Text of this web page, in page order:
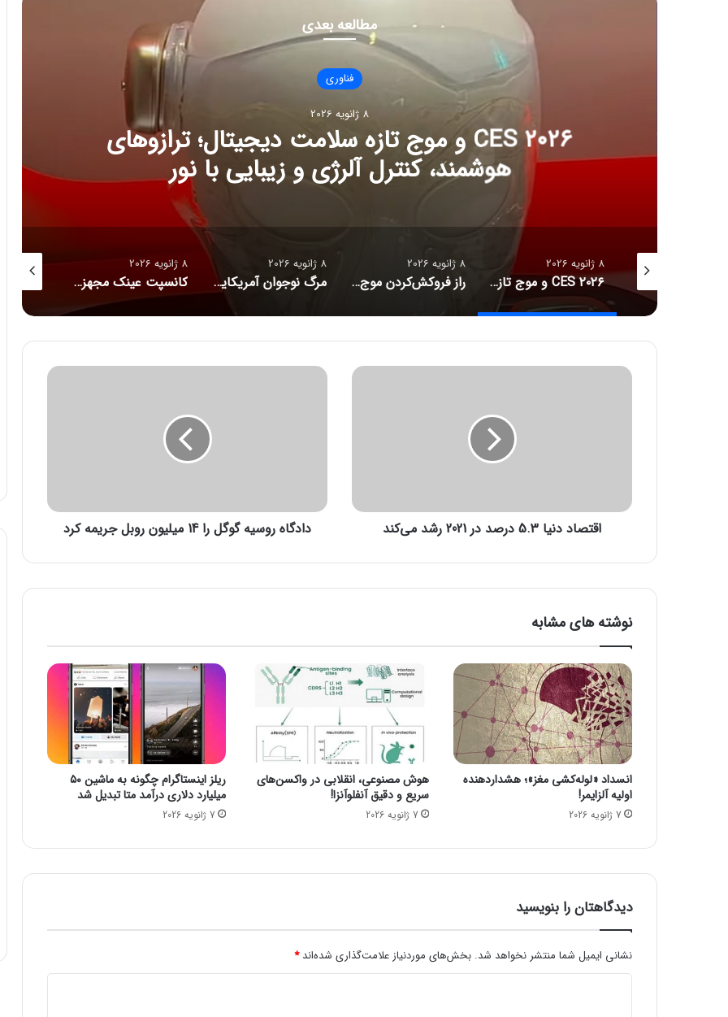
مطالعه بعدی
فناوری
8 ژانویه 2026
CES ۲۰۲۶ و موج تازه سلامت دیجیتال؛ ترازوهای
هوشمند، کنترل آلرژی و زیبایی با نور
8 ژانویه 2026
CES ۲۰۲۶ و موج تازه سلامت دیجیتال؛ ترازوهای هوشمند، کنترل آلرژی و زیبایی با نور
8 ژانویه 2026
راز فروکش‌کردن موج DeepSeek در بازار هوش مصنوعی
8 ژانویه 2026
مرگ نوجوان آمریکایی پس از دریافت توصیه‌های خطرناک از ChatGPT
8 ژانویه 2026
کانسپت عینک مجهز به هوش مصنوعی رونمایی شد
ا
ی
.
ر
ص
د
د
ر
2
0
2
1
ش
د
م
ک
ن
اقتصاد دنیا 5.3 درصد در 2021 رشد می‌کند
د
س
گ
ا
1
4
م
ل
ی
و
ن
ل
ج
ک
ر
دادگاه روسیه گوگل را 14 میلیون روبل جریمه کرد
نوشته های مشابه
انسداد «لوله‌کشی مغز»؛ هشداردهنده
اولیه آلزایمر!
7 ژانویه 2026
هوش مصنوعی، انقلابی در واکسن‌های
سریع و دقیق آنفلوآنزا!
7 ژانویه 2026
ریلز اینستاگرام چگونه به ماشین ۵۰
میلیارد دلاری درآمد متا تبدیل شد
7 ژانویه 2026
دیدگاهتان را بنویسید
نشانی ایمیل شما منتشر نخواهد شد. بخش‌های موردنیاز علامت‌گذاری شده‌اند*